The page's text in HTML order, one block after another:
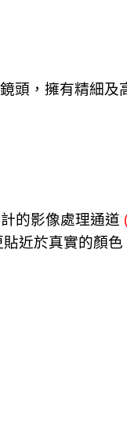
鏡頭，擁有精細及
計的影像處理通道
貼近於真實的顏色